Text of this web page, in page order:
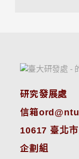
研究發展處
信箱
10617 臺北
企劃組